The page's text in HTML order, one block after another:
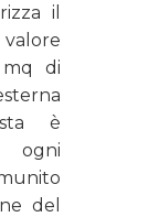
il
valore
di
è
ogni
del